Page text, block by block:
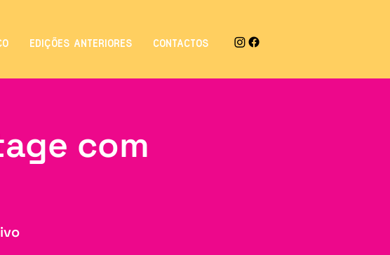
EDIÇÕES ANTERIORES CONTACTOS
com